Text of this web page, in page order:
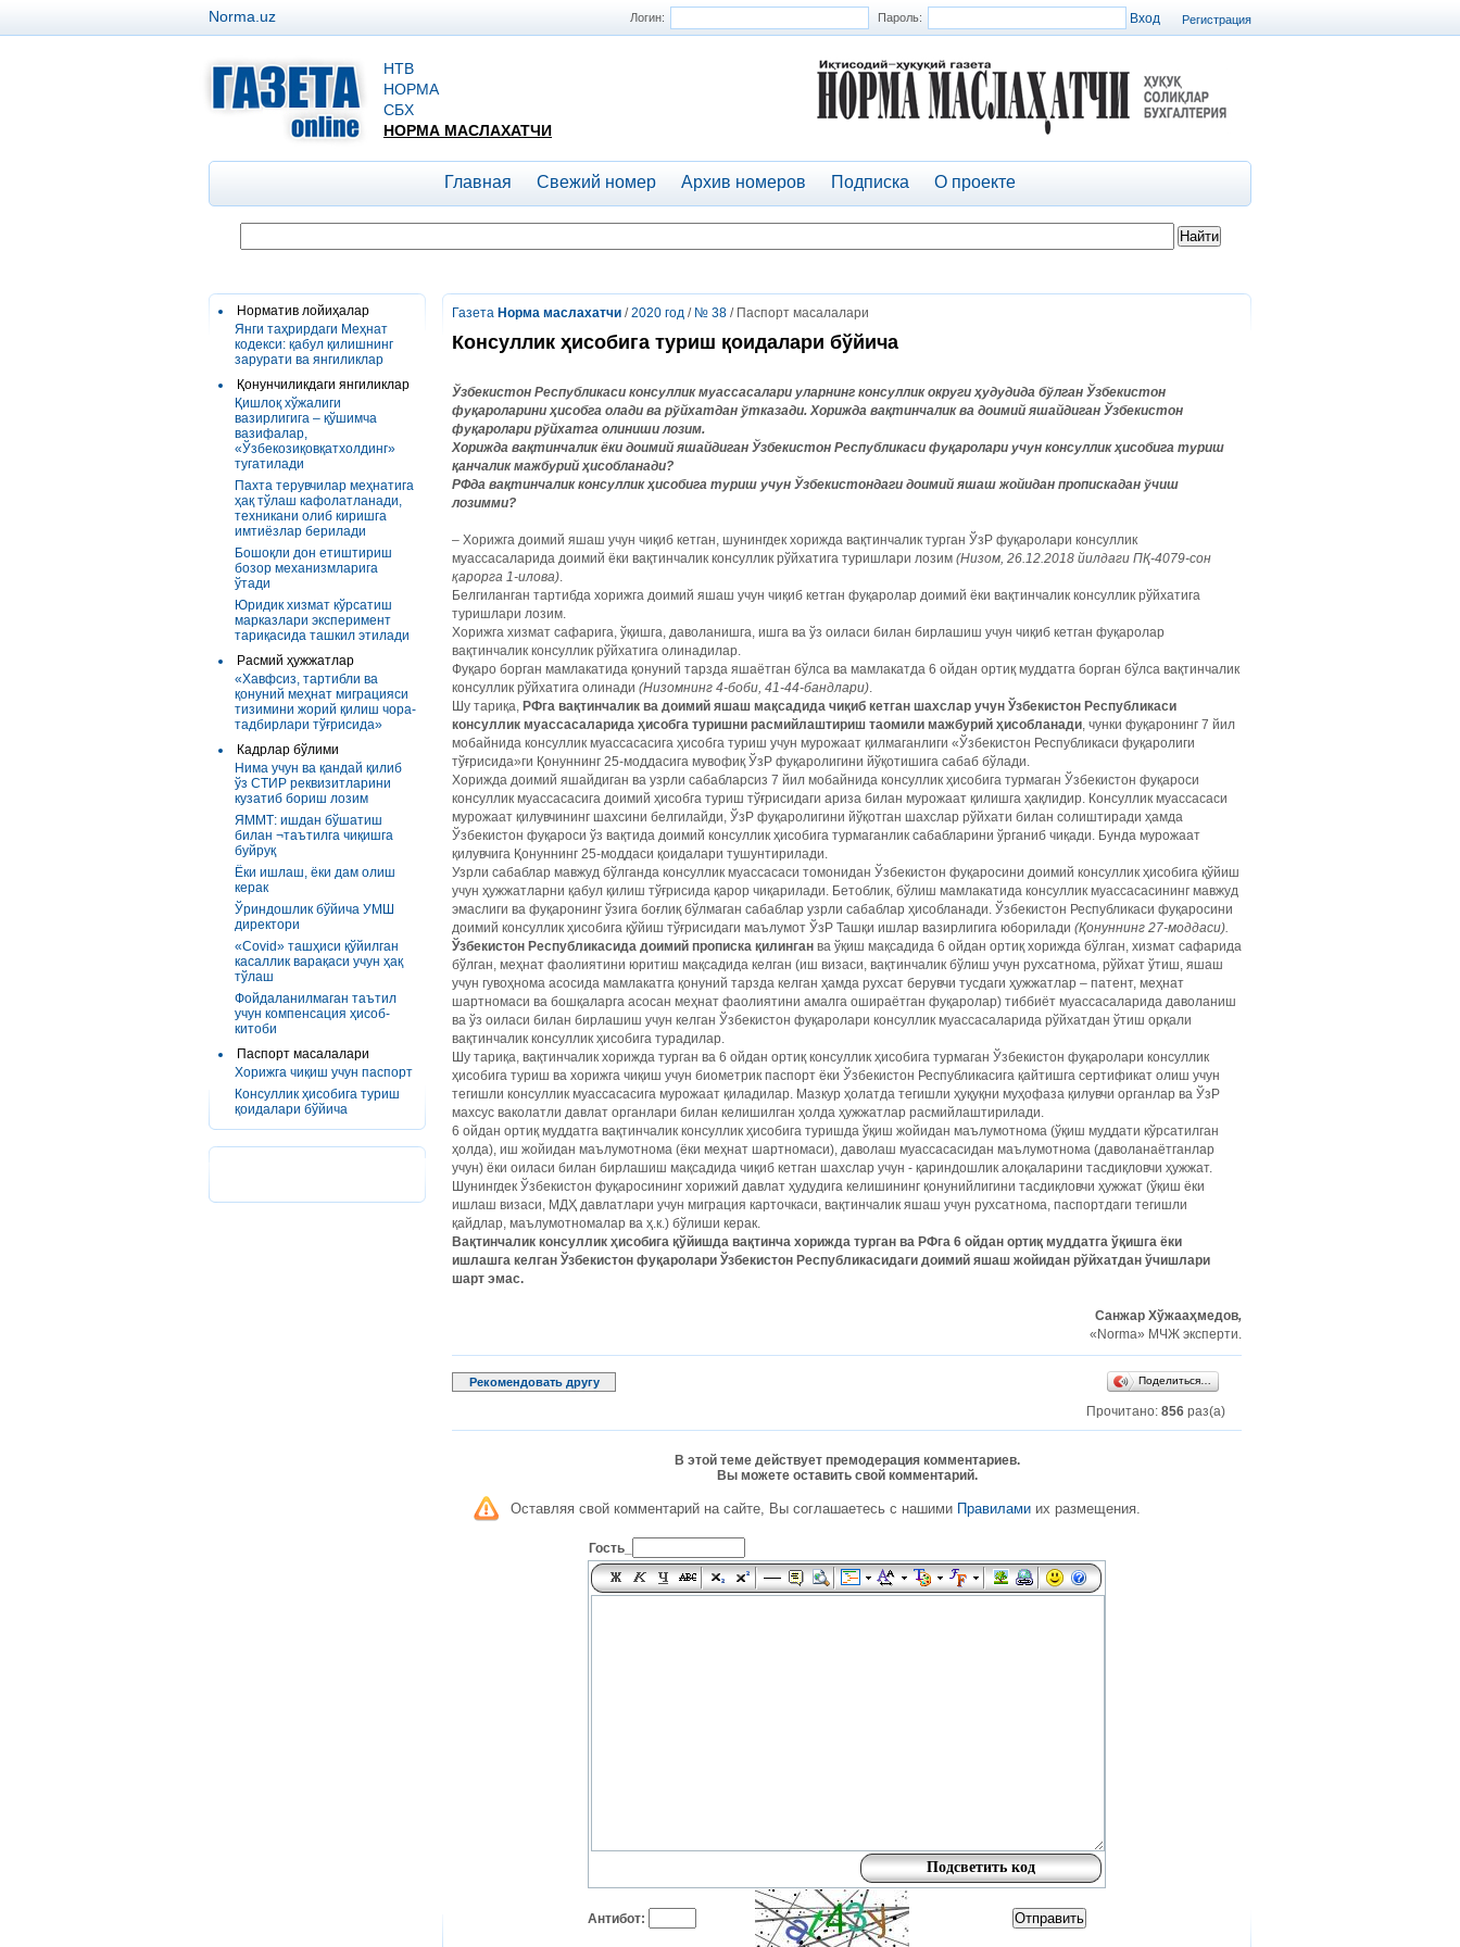
Регистрация
Логин: Пароль:
Norma.uz
НТВ
НОРМА
СБХ
НОРМА МАСЛАХАТЧИ
Главная Свежий номер Архив номеров Подписка О проекте
Норматив лойиҳалар
Янги таҳрирдаги Меҳнат
кодекси: қабул қилишнинг
зарурати ва янгиликлар
Қонунчиликдаги янгиликлар
Қишлоқ хўжалиги
вазирлигига – қўшимча
вазифалар,
«Ўзбекозиқовқатхолдинг»
тугатилади
Пахта терувчилар меҳнатига
ҳақ тўлаш кафолатланади,
техникани олиб киришга
имтиёзлар берилади
Бошоқли дон етиштириш
бозор механизмларига
ўтади
Юридик хизмат кўрсатиш
марказлари эксперимент
тариқасида ташкил этилади
Расмий ҳужжатлар
«Хавфсиз, тартибли ва
қонуний меҳнат миграцияси
тизимини жорий қилиш чора-
тадбирлари тўғрисида»
Кадрлар бўлими
Нима учун ва қандай қилиб
ўз СТИР реквизитларини
кузатиб бориш лозим
ЯММТ: ишдан бўшатиш
билан ¬таътилга чиқишга
буйруқ
Ёки ишлаш, ёки дам олиш
керак
Ўриндошлик бўйича УМШ
директори
«Covid» ташҳиси қўйилган
касаллик варақаси учун ҳақ
тўлаш
Фойдаланилмаган таътил
учун компенсация ҳисоб-
китоби
Паспорт масалалари
Хорижга чиқиш учун паспорт
Консуллик ҳисобига туриш
қоидалари бўйича
Газета Норма маслахатчи /2020 год / № 38 / Паспорт масалалари
Консуллик ҳисобига туриш қоидалари бўйича
Ўзбекистон Республикаси консуллик муассасалари уларнинг консуллик округи ҳудудида бўлган Ўзбекистон
фуқароларини ҳисобга олади ва рўйхатдан ўтказади. Хорижда вақтинчалик ва доимий яшайдиган Ўзбекистон
фуқаролари рўйхатга олиниши лозим.
Хорижда вақтинчалик ёки доимий яшайдиган Ўзбекистон Республикаси фуқаролари учун консуллик ҳисобига туриш
қанчалик мажбурий ҳисобланади?
РФда вақтинчалик консуллик ҳисобига туриш учун Ўзбекистондаги доимий яшаш жойидан пропискадан ўчиш
лозимми?
– Хорижга доимий яшаш учун чиқиб кетган, шунингдек хорижда вақтинчалик турган ЎзР фуқаролари консуллик
муассасаларида доимий ёки вақтинчалик консуллик рўйхатига туришлари лозим (Низом, 26.12.2018 йилдаги ПҚ-4079-сон
қарорга 1-илова).
Белгиланган тартибда хорижга доимий яшаш учун чиқиб кетган фуқаролар доимий ёки вақтинчалик консуллик рўйхатига
туришлари лозим.
Хорижга хизмат сафарига, ўқишга, даволанишга, ишга ва ўз оиласи билан бирлашиш учун чиқиб кетган фуқаролар
вақтинчалик консуллик рўйхатига олинадилар.
Фуқаро борган мамлакатида қонуний тарзда яшаётган бўлса ва мамлакатда 6 ойдан ортиқ муддатга борган бўлса вақтинчалик
консуллик рўйхатига олинади (Низомнинг 4-боби, ­41-44-бандлари).
Шу тариқа, РФга вақтинчалик ва доимий яшаш мақсадида чиқиб кетган шахслар учун Ўзбекистон Республикаси
консуллик муассасаларида ҳисобга туришни расмийлаштириш таомили мажбурий ҳисобланади, чунки фуқаронинг 7 йил
мобайнида консуллик муассасасига ҳисобга туриш учун мурожаат қилмаганлиги «Ўзбекистон Республикаси фуқаролиги
тўғрисида»ги Қонуннинг 25-моддасига мувофиқ ЎзР фуқаролигини йўқотишига сабаб бўлади.
Хорижда доимий яшайдиган ва узрли сабабларсиз 7 йил мобайнида консуллик ҳисобига турмаган Ўзбекистон фуқароси
консуллик муассасасига доимий ҳисобга туриш тўғрисидаги ариза билан мурожаат қилишга ҳақлидир. Консуллик муассасаси
мурожаат қилувчининг шахсини белгилайди, ЎзР фуқаролигини йўқотган шахслар рўйхати билан солиштиради ҳамда
Ўзбекистон фуқароси ўз вақтида доимий консуллик ҳисобига турмаганлик сабабларини ўрганиб чиқади. Бунда мурожаат
қилувчига Қонуннинг 25-моддаси қоидалари тушунтирилади.
Узрли сабаблар мавжуд бўлганда консуллик муассасаси томонидан Ўзбекистон фуқаросини доимий консуллик ҳисобига қўйиш
учун ҳужжатларни қабул қилиш тўғрисида қарор чиқарилади. Бетоблик, бўлиш мамлакатида консуллик муассасасининг мавжуд
эмаслиги ва фуқаронинг ўзига боғлиқ бўлмаган сабаблар узрли сабаблар ҳисобланади. Ўзбекистон Республикаси фуқаросини
доимий консуллик ҳисобига қўйиш тўғрисидаги маълумот ЎзР Ташқи ишлар вазирлигига юборилади (Қонуннинг 27-моддаси).
Ўзбекистон Республикасида доимий прописка қилинган ва ўқиш мақсадида 6 ойдан ортиқ хорижда бўлган, хизмат сафарида
бўлган, меҳнат фаолиятини юритиш мақсадида келган (иш визаси, вақтинчалик бўлиш учун рухсатнома, рўйхат ўтиш, яшаш
учун гувоҳнома асосида мамлакатга қонуний тарзда келган ҳамда рухсат берувчи тусдаги ҳужжатлар – патент, меҳнат
шартномаси ва бошқаларга асосан меҳнат фаолиятини амалга ошираётган фуқаролар) тиббиёт муассасаларида даволаниш
ва ўз оиласи билан бирлашиш учун келган Ўзбекистон фуқаролари консуллик муассасаларида рўйхатдан ўтиш орқали
вақтинчалик консуллик ҳисобига турадилар.
Шу тариқа, вақтинчалик хорижда турган ва 6 ойдан ортиқ консуллик ҳисобига турмаган Ўзбекистон фуқаролари консуллик
ҳисобига туриш ва хорижга чиқиш учун биометрик паспорт ёки Ўзбекистон Республикасига қайтишга сертификат олиш учун
тегишли консуллик муассасасига мурожаат қиладилар. Мазкур ҳолатда тегишли ҳуқуқни муҳофаза қилувчи органлар ва ЎзР
махсус ваколатли давлат органлари билан келишилган ҳолда ҳужжатлар расмийлаштирилади.
6 ойдан ортиқ муддатга вақтинчалик консуллик ҳисобига туришда ўқиш жойидан маълумотнома (ўқиш муддати кўрсатилган
ҳолда), иш жойидан маълумотнома (ёки меҳнат шартномаси), даволаш муассасасидан маълумотнома (даволанаётганлар
учун) ёки оиласи билан бирлашиш мақсадида чиқиб кетган шахслар учун - қариндошлик алоқаларини тасдиқловчи ҳужжат.
Шунингдек Ўзбекистон фуқаросининг хорижий давлат ҳудудига келишининг қонунийлигини тасдиқловчи ҳужжат (ўқиш ёки
ишлаш визаси, МДҲ давлатлари учун миграция карточкаси, вақтинчалик яшаш учун рухсатнома, паспортдаги тегишли
қайдлар, маълумотномалар ва ҳ.к.) бўлиши керак.
Вақтинчалик консуллик ҳисобига қўйишда вақтинча хорижда турган ва РФга 6 ойдан ортиқ муддатга ўқишга ёки
ишлашга келган Ўзбекистон фуқаролари Ўзбекистон Республикасидаги доимий яшаш жойидан рўйхатдан ўчишлари
шарт эмас.
Санжар Хўжааҳмедов,
«Norma» МЧЖ эксперти.
Рекомендовать другу Поделиться…
Прочитано: 856 раз(а)
В этой теме действует премодерация комментариев.
Вы можете оставить свой комментарий.
Оставляя свой комментарий на сайте, Вы соглашаетесь с нашими Правилами их размещения.
Гость_
Антибот: